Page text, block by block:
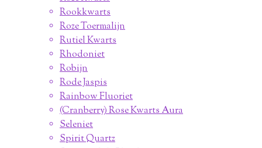
Rookkwarts
Roze Toermalijn
Rutiel Kwarts
Rhodoniet
Robijn
Rode Jaspis
Rainbow Fluoriet
(Cranberry) Rose Kwarts Aura
Seleniet
Spirit Quartz